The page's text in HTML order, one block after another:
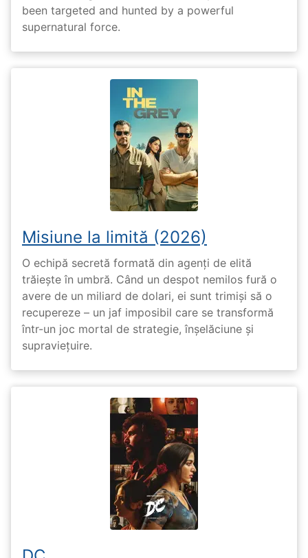
been targeted and hunted by a powerful
supernatural force.
Misiune la limită (2026)
O echipă secretă formată din agenți de elită
trăiește în umbră. Când un despot nemilos fură o
avere de un miliard de dolari, ei sunt trimiși să o
recupereze – un jaf imposibil care se transformă
într-un joc mortal de strategie, înșelăciune și
supraviețuire.